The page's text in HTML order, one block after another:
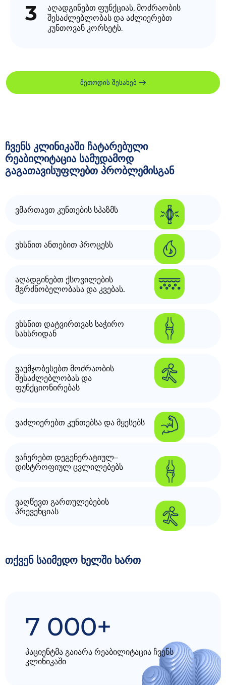
3
აღადგინებთ ფუნქციას, მოძრაობის
შესაძლებლობას და აძლიერებთ
კუნთოვან კორსეტს.
მეთოდის შესახებ
ჩვენს კლინიკაში ჩატარებული
რეაბილიტაცია სამუდამოდ
გაგათავისუფლებთ პრობლემისგან
ვმართავთ კუნთების სპაზმს
ვხსნით ანთებით პროცესს
აღადგინებთ ქსოვილების
მგრძნობელობასა და კვებას.
ვხსნით დატვირთვას საჭირო
სახსრიდან
ვაუმჯობესებთ მოძრაობის
შესაძლებლობას და
ფუნქციონირებას
ვაძლიერებთ კუნთებსა და მყესებს
ვაჩერებთ დეგენერატიულ–
დისტროფიულ ცვლილებებს
ვაღწევთ გართულებების
პრევენციას
თქვენ საიმედო ხელში ხართ
7 000+
პაციენტმა გაიარა რეაბილიტაცია ჩვენს
კლინიკაში